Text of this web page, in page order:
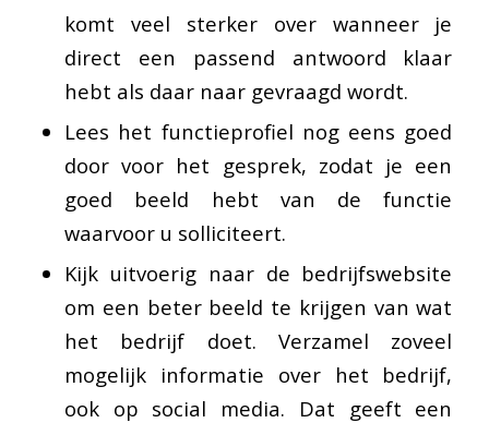
komt veel sterker over wanneer je
direct een passend antwoord klaar
hebt als daar naar gevraagd wordt.
Lees het functieprofiel nog eens goed
door voor het gesprek, zodat je een
goed beeld hebt van de functie
waarvoor u solliciteert.
Kijk uitvoerig naar de bedrijfswebsite
om een beter beeld te krijgen van wat
het bedrijf doet. Verzamel zoveel
mogelijk informatie over het bedrijf,
ook op social media. Dat geeft een